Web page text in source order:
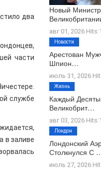
два
части
службе
в заливе
Новый
авг 01, 2026
Арестован
Шпион…
июль 31, 2026
Новости
Каждый
Великобрит…
авг 03, 2026
Жизнь
Лондонский
Столкнулся С
июль 27, 2026
Лондон